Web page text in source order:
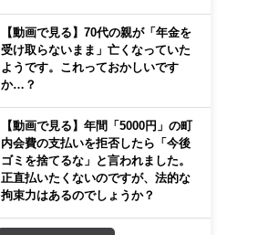
【動画で見る】70代の親が「年金を
受け取らないまま」亡くなっていた
ようです。これっておかしいです
か…？
【動画で見る】年間「5000円」の町
内会費の支払いを拒否したら「今後
ゴミを捨てるな」と言われました。
正直払いたくないのですが、法的な
拘束力はあるのでしょうか？